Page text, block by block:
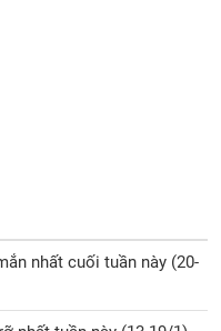
nhất cuối tuần này (20-